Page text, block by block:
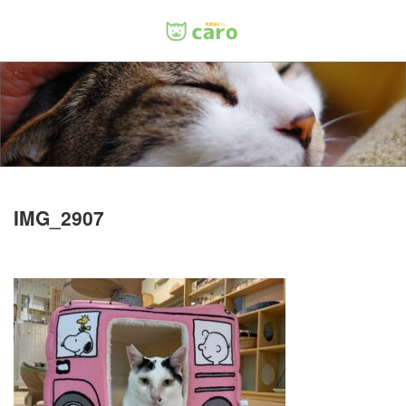
IMG_2907
Menu
ホーム
料金
里親について
お問い合わせ